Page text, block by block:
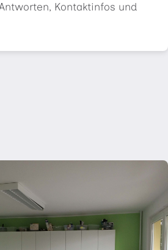
Kontaktinfos und